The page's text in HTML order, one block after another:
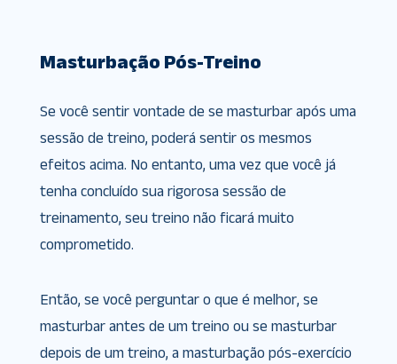
Masturbação Pós-Treino
Se você sentir vontade de se masturbar após uma
sessão de treino, poderá sentir os mesmos
efeitos acima. No entanto, uma vez que você já
tenha concluído sua rigorosa sessão de
treinamento, seu treino não ficará muito
comprometido.
Então, se você perguntar o que é melhor, se
masturbar antes de um treino ou se masturbar
depois de um treino, a masturbação pós-exercício